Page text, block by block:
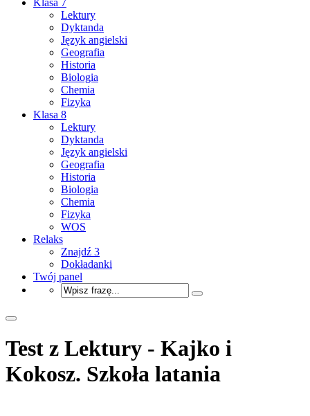
Lektury
Dyktanda
Język angielski
Geografia
Historia
Biologia
Chemia
Fizyka
Klasa 8
Lektury
Dyktanda
Język angielski
Geografia
Historia
Biologia
Chemia
Fizyka
WOS
Relaks
Znajdź 3
Dokładanki
Twój panel
Test z Lektury - Kajko i
Kokosz. Szkoła latania